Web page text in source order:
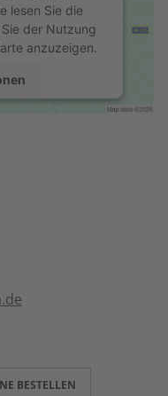
lesen Sie die
der Nutzung
anzuzeigen.
BESTELLEN